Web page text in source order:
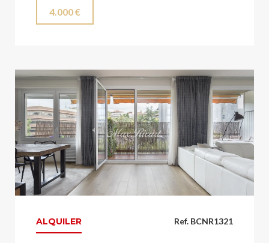
4.000 €
Ref. BCNR1321
ALQUILER